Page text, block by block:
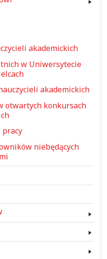
akademickich
w Uniwersytecie
akademickich
otwartych konkursach
pracy
niebędących